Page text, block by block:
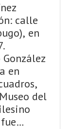
calle
en
en
del